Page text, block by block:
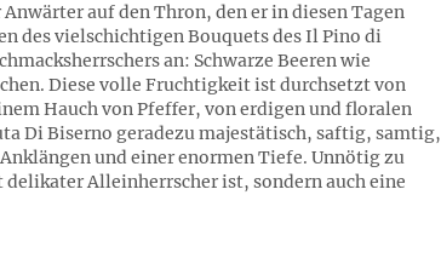
auf den Thron, den er in diesen Tagen
des vielschichtigen Bouquets des Il Pino di
an: Schwarze Beeren wie
Diese volle Fruchtigkeit ist durchsetzt von
Hauch von Pfeffer, von erdigen und floralen
Di Biserno geradezu majestätisch, saftig, samtig,
und einer enormen Tiefe. Unnötig zu
Alleinherrscher ist, sondern auch eine